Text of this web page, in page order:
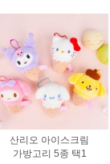
산리오 아이스크림
가방고리 5종 택1